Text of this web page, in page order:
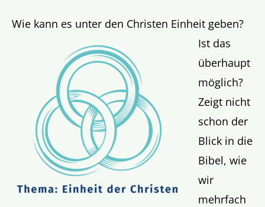
Wie kann es unter den Christen Einheit geben?
Ist das
überhaupt
möglich?
Zeigt nicht
schon der
Blick in die
Bibel, wie
wir
mehrfach